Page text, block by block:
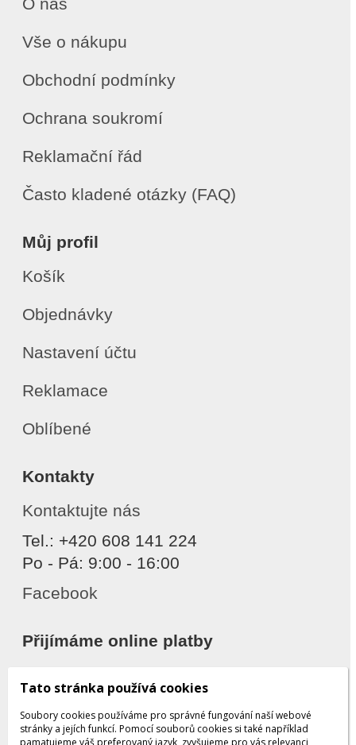
Vše o nákupu
Obchodní podmínky
Ochrana soukromí
Reklamační řád
Často kladené otázky (FAQ)
Můj profil
Košík
Objednávky
Nastavení účtu
Reklamace
Oblíbené
Kontakty
Kontaktujte nás
Tel.: +420 608 141 224
Po - Pá: 9:00 - 16:00
Facebook
Přijímáme online platby
Tato stránka používá cookies
Soubory cookies používáme pro správné fungování naší webové
stránky a jejích funkcí. Pomocí souborů cookies si také například
pamatujeme váš preferovaný jazyk, zvyšujeme pro vás relevanci